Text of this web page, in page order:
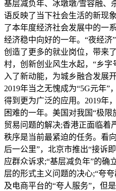
基层减负年、冰墩墩/雪容融、
语反映了当下社会生活的新现
了本年度经济社会发展中的一
经济稳中向好的一年。“夜经济
创造了更多的就业岗位，带来
村，创新创业风生水起，“乡字
入了新动能，为城乡融合发展
2019年当之无愧成为“5G元年”
得到更为广泛的应用。2019年
困难的一年。美国对我国“极
贸易问题的解决;香港正面临着
秩序是当前最紧迫的任务。看
后一公里”，北京市推出“接诉
应群众诉求;“基层减负年”的确
层的形式主义问题的决心;“夸
及电商平台的“夸人服务”，但